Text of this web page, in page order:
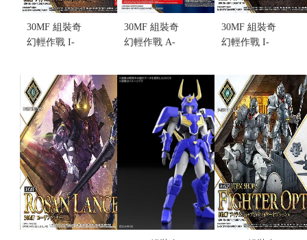
30MF 組裝奇
幻輕作戰 I-
4(冒險配件)
(不挑盒況)
售價:200
30MF 組裝奇
幻輕作戰 A-
升級鎧甲(不
30MF 組裝奇
幻輕作戰 I-
(騎士配件)
(不挑盒況)
售價:185